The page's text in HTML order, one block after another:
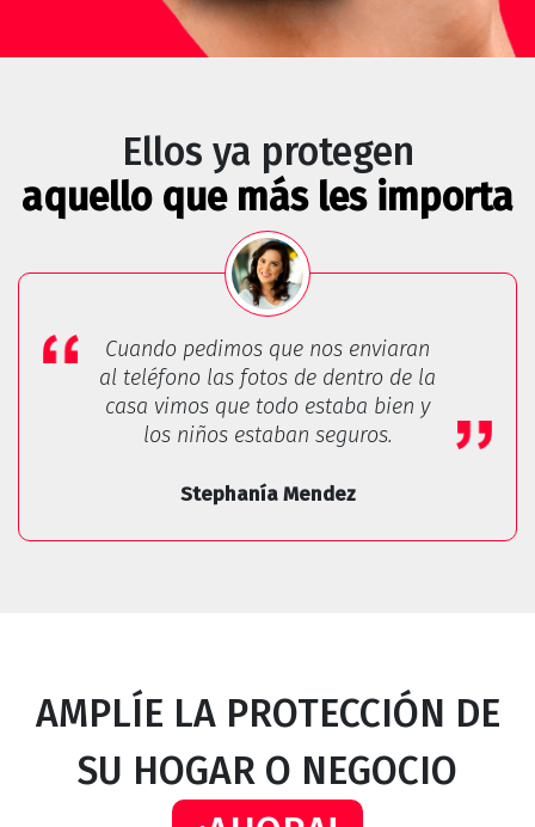
Ellos ya protegen
aquello que más les importa
Cuando pedimos que nos enviaran
al teléfono las fotos de dentro de la
casa vimos que todo estaba bien y
los niños estaban seguros.
Stephanía Mendez
AMPLÍE LA PROTECCIÓN DE
SU HOGAR O NEGOCIO